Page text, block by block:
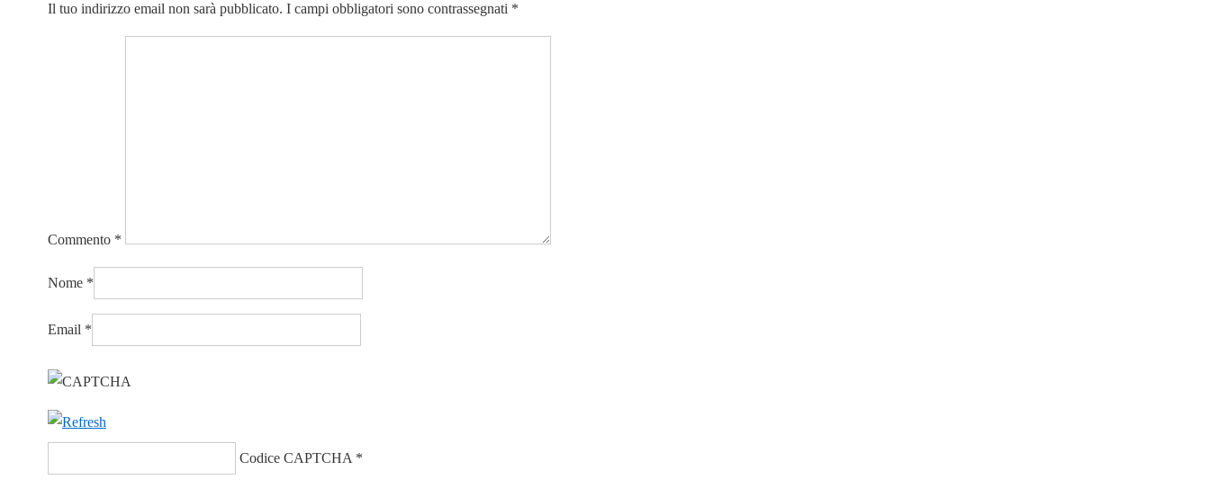
Il tuo indirizzo email non sarà pubblicato. I campi obbligatori sono contrassegnati *
Commento *
Nome *
Email *
Codice CAPTCHA *